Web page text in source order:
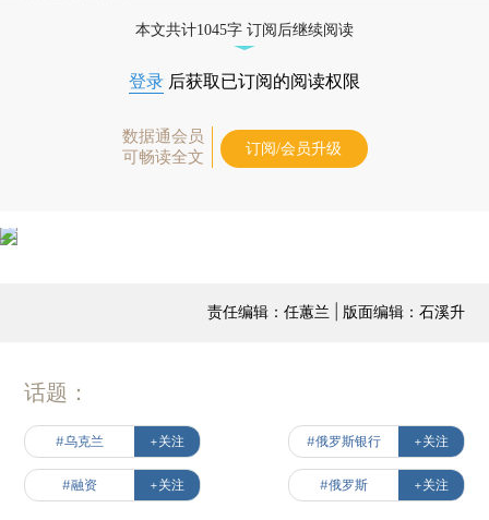
本文共计1045字 订阅后继续阅读
登录 后获取已订阅的阅读权限
数据通会员
可畅读全文
订阅/会员升级
责任编辑：任蕙兰 | 版面编辑：石溪升
话题：
#乌克兰 +关注 #俄罗斯银行 +关注
#融资 +关注 #俄罗斯 +关注